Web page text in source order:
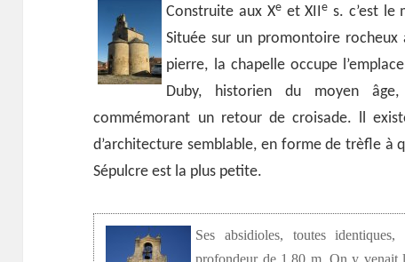
Construite aux Xeet XIIe s. c’est le
Située sur un promontoire rocheux
pierre, la chapelle occupe
Duby, historien du moyen
commémorant un retour de croisade. ll
d’architecture semblable, en forme de trèfle à
Sépulcre est la plus petite.
Ses absidioles, toutes